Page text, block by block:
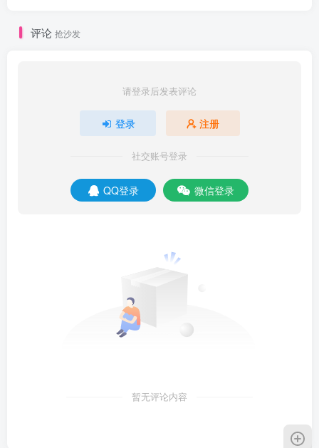
评论 抢沙发
请登录后发表评论
登录 注册
社交账号登录
QQ登录 微信登录
暂无评论内容